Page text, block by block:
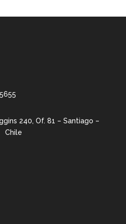
240, Of. 81 – Santiago –
Chile